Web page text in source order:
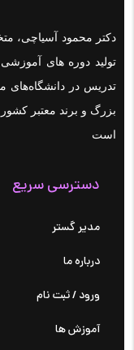
دکتر محمود آسیاچی،
تولید دوره های
بزرگ و برند معتبر
است
دسترسی سریع
مدیر گستر
درباره ما
ورود / ثبت نام
آموزش ها